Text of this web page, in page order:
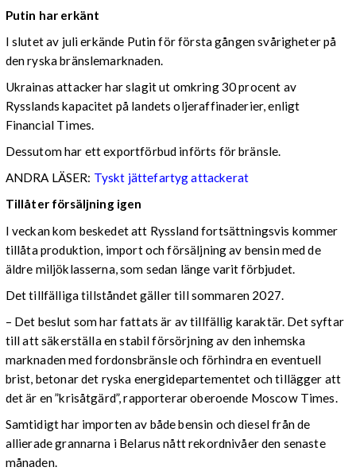
Putin har erkänt
I slutet av juli erkände Putin för första gången svårigheter på
den ryska bränslemarknaden.
Ukrainas attacker har slagit ut omkring 30 procent av
Rysslands kapacitet på landets oljeraffinaderier, enligt
Financial Times.
Dessutom har ett exportförbud införts för bränsle.
ANDRA LÄSER: Tyskt jättefartyg attackerat
Tillåter försäljning igen
I veckan kom beskedet att Ryssland fortsättningsvis kommer
tillåta produktion, import och försäljning av bensin med de
äldre miljöklasserna, som sedan länge varit förbjudet.
Det tillfälliga tillståndet gäller till sommaren 2027.
– Det beslut som har fattats är av tillfällig karaktär. Det syftar
till att säkerställa en stabil försörjning av den inhemska
marknaden med fordonsbränsle och förhindra en eventuell
brist, betonar det ryska energidepartementet och tillägger att
det är en ”krisåtgärd”, rapporterar oberoende Moscow Times.
Samtidigt har importen av både bensin och diesel från de
allierade grannarna i Belarus nått rekordnivåer den senaste
månaden.